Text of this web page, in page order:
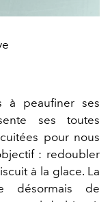
à peaufiner ses
ses toutes
pour nous
: redoubler
à la glace. La
désormais de